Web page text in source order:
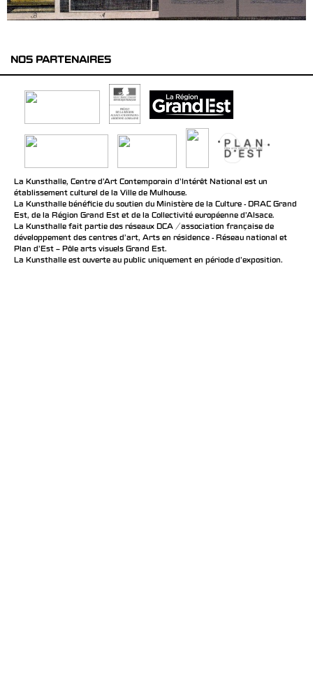
NOS PARTENAIRES
La Kunsthalle, Centre d’Art Contemporain d’Intérêt National est un
établissement culturel de la Ville de Mulhouse.
La Kunsthalle bénéficie du soutien du Ministère de la Culture - DRAC Grand
Est, de la Région Grand Est et de la Collectivité européenne d’Alsace.
La Kunsthalle fait partie des réseaux DCA / association française de
développement des centres d'art, Arts en résidence - Réseau national et
Plan d’Est – Pôle arts visuels Grand Est.
La Kunsthalle est ouverte au public uniquement en période d'exposition.